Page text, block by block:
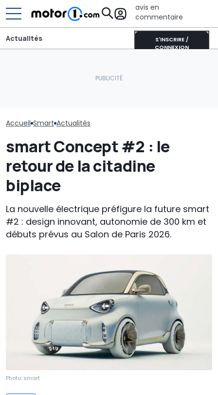
avis en
commentaire
S'INSCRIRE /
CONNEXION
Actualités
Accueil Smart Actualités
smart Concept #2 : le
retour de la citadine
biplace
La nouvelle électrique préfigure la future smart
#2 : design innovant, autonomie de 300 km et
débuts prévus au Salon de Paris 2026.
Photo: smart